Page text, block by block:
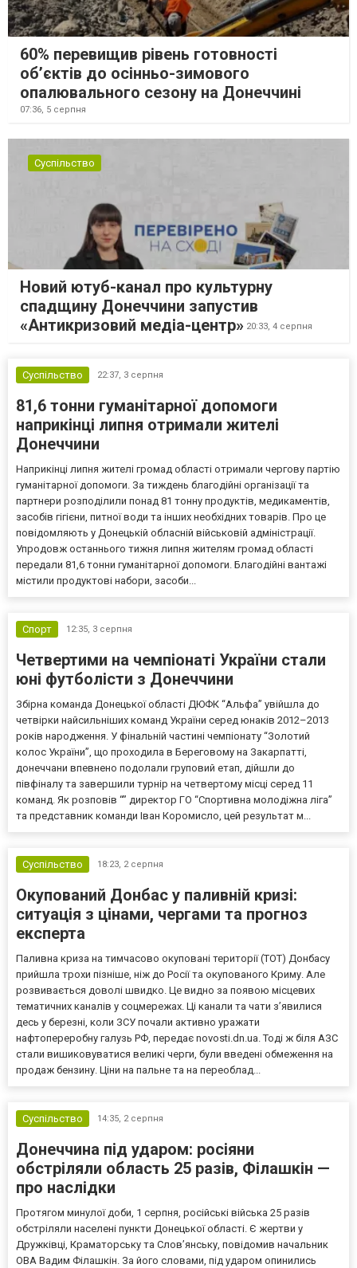
60% перевищив рівень готовності
об’єктів до осінньо-зимового
опалювального сезону на Донеччині
07:36, 5 серпня
Суспільство
Новий ютуб-канал про культурну
спадщину Донеччини запустив
«Антикризовий медіа-центр» 20:33, 4 серпня
Суспільство 22:37, 3 серпня
81,6 тонни гуманітарної допомоги
наприкінці липня отримали жителі
Донеччини
Наприкінці липня жителі громад області отримали чергову партію
гуманітарної допомоги. За тиждень благодійні організації та
партнери розподілили понад 81 тонну продуктів, медикаментів,
засобів гігієни, питної води та інших необхідних товарів. Про це
повідомляють у Донецькій обласній військовій адміністрації.
Упродовж останнього тижня липня жителям громад області
передали 81,6 тонни гуманітарної допомоги. Благодійні вантажі
містили продуктові набори, засоби...
Спорт 12:35, 3 серпня
Четвертими на чемпіонаті України стали
юні футболісти з Донеччини
Збірна команда Донецької області ДЮФК “Альфа” увійшла до
четвірки найсильніших команд України серед юнаків 2012–2013
років народження. У фінальній частині чемпіонату “Золотий
колос України”, що проходила в Береговому на Закарпатті,
донеччани впевнено подолали груповий етап, дійшли до
півфіналу та завершили турнір на четвертому місці серед 11
команд. Як розповів “” директор ГО “Спортивна молодіжна ліга”
та представник команди Іван Коромисло, цей результат м...
Суспільство 18:23, 2 серпня
Окупований Донбас у паливній кризі:
ситуація з цінами, чергами та прогноз
експерта
Паливна криза на тимчасово окуповані території (ТОТ) Донбасу
прийшла трохи пізніше, ніж до Росії та окупованого Криму. Але
розвивається доволі швидко. Це видно за появою місцевих
тематичних каналів у соцмережах. Ці канали та чати з’явилися
десь у березні, коли ЗСУ почали активно уражати
нафтопереробну галузь РФ, передає novosti.dn.ua. Тоді ж біля АЗС
стали вишиковуватися великі черги, були введені обмеження на
продаж бензину. Ціни на пальне та на переоблад...
Суспільство 14:35, 2 серпня
Донеччина під ударом: росіяни
обстріляли область 25 разів, Філашкін —
про наслідки
Протягом минулої доби, 1 серпня, російські війська 25 разів
обстріляли населені пункти Донецької області. Є жертви у
Дружківці, Краматорську та Слов’янську, повідомив начальник
ОВА Вадим Філашкін. За його словами, під ударом опинились